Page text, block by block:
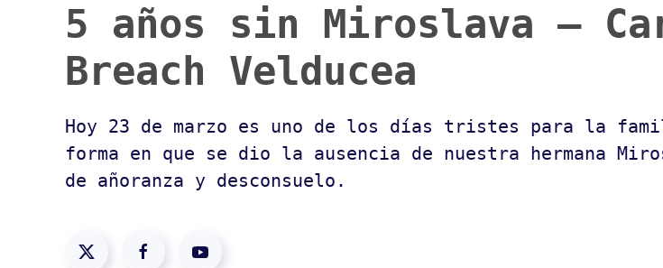
5 años sin Miroslava —
Breach Velducea
Hoy 23 de marzo es uno de los días tristes para la
forma en que se dio la ausencia de nuestra hermana
de añoranza y desconsuelo.